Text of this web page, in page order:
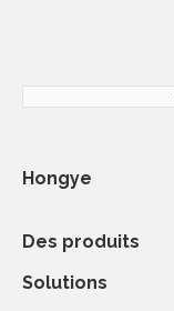
Hongye
Des produits
Solutions